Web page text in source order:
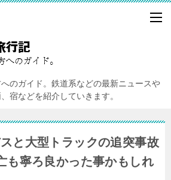
のガイド。鉄道系などの最新ニュースや
宿などを紹介していきます。
と大型トラックの追突事故
も寧ろ良かった事かもしれ